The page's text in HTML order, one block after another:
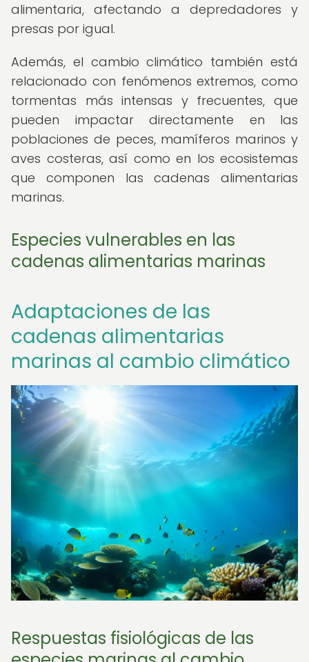
alimentaria, afectando a depredadores y
presas por igual.
Además, el cambio climático también está
relacionado con fenómenos extremos, como
tormentas más intensas y frecuentes, que
pueden impactar directamente en las
poblaciones de peces, mamíferos marinos y
aves costeras, así como en los ecosistemas
que componen las cadenas alimentarias
marinas.
Especies vulnerables en las
cadenas alimentarias marinas
Adaptaciones de las
cadenas alimentarias
marinas al cambio climático
Respuestas fisiológicas de las